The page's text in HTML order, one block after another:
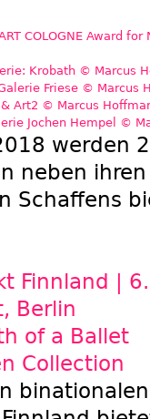
werden
neben
Schaffens
Finnland |
Berlin